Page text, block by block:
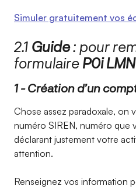
Simuler gratuitement vos
2.1 Guide: pour
formulaire P0i
1 - Création d’un
Chose assez paradoxale, on
numéro SIREN, numéro que
déclarant justement votre
attention.
Renseignez vos information